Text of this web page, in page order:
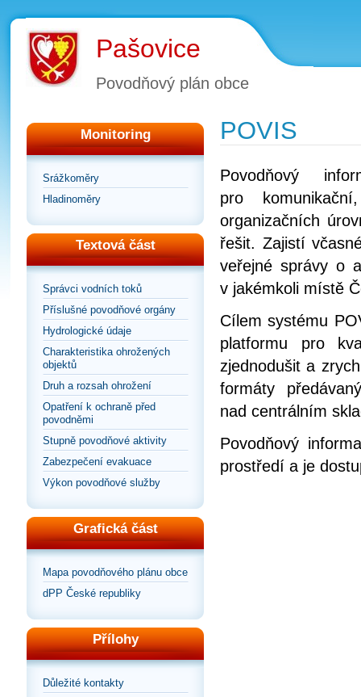
Pašovice
Povodňový plán obce
Monitoring
Srážkoměry
Hladinoměry
Textová část
Správci vodních toků
Příslušné povodňové orgány
Hydrologické údaje
Charakteristika ohrožených
objektů
Druh a rozsah ohrožení
Opatření k ochraně před
povodněmi
Stupně povodňové aktivity
Zabezpečení evakuace
Výkon povodňové služby
Grafická část
Mapa povodňového plánu obce
dPP České republiky
Přílohy
Důležité kontakty
POVIS
Povodňový
pro
organizačních
řešit. Zajistí
veřejné správy o
v jakémkoli místě
Cílem systému
platformu pro
zjednodušit a
formáty
nad centrálním
Povodňový
prostředí a je